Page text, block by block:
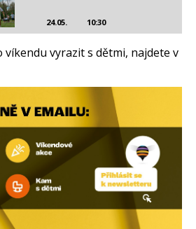
24.05. 10:30
víkendu vyrazit s dětmi, najdete v